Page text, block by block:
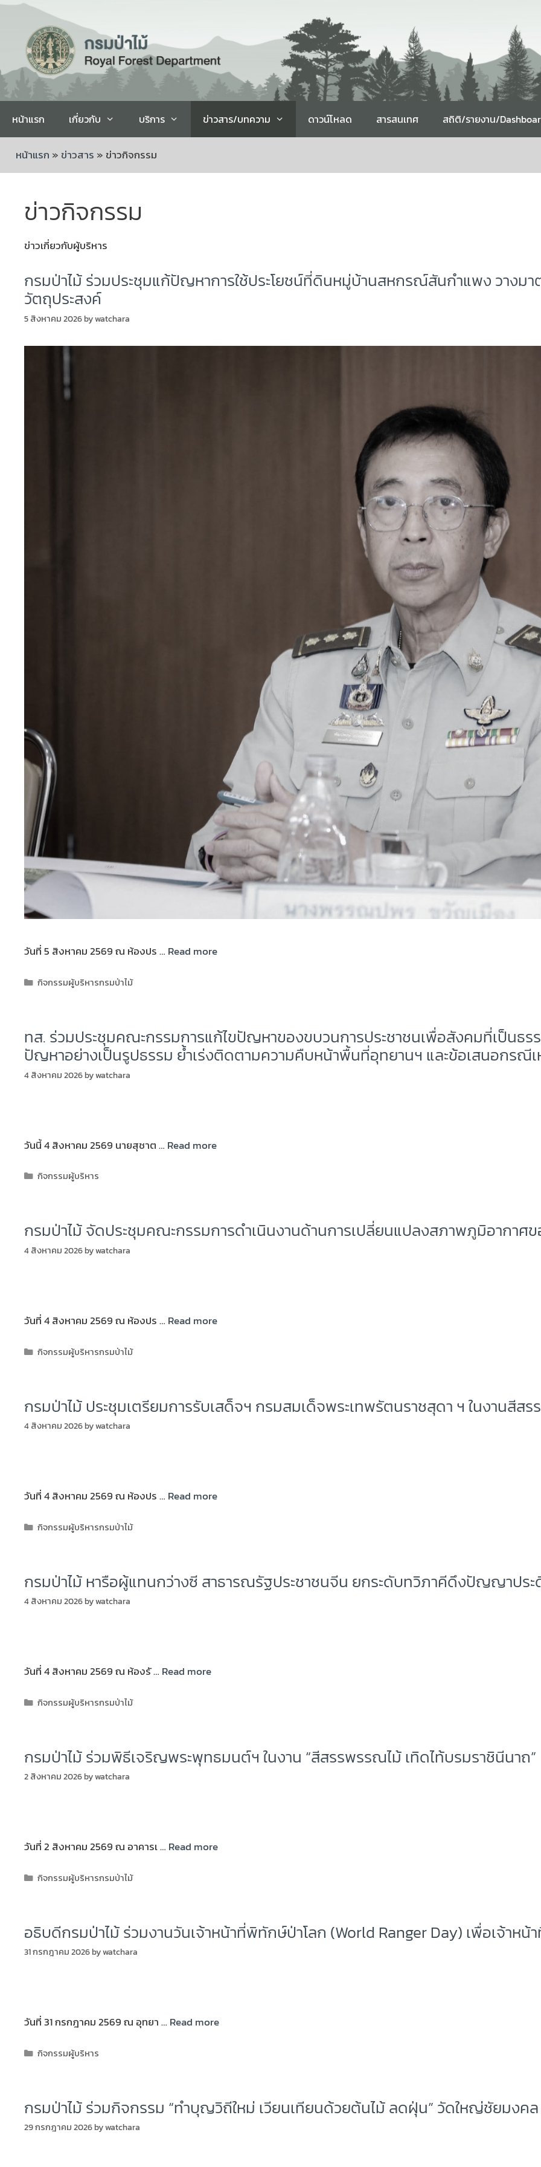
หน้าแรก เกี่ยวกับ บริการ ข่าวสาร/บทความ ดาวน์โหลด สารสนเทศ สถิติ/รายงาน/
หน้าแรก » ข่าวสาร » ข่าวกิจกรรม
ข่าวกิจกรรม
ข่าวเกี่ยวกับผู้บริหาร
กรมป่าไม้ ร่วมประชุมแก้ปัญหาการใช้ประโยชน์ที่ดินหมู่บ้านสหกรณ์สันกำแพง วางมาต
วัตถุประสงค์
5 สิงหาคม 2026bywatchara
วันที่ 5 สิงหาคม 2569 ณ ห้องปร … Read more
กิจกรรมผู้บริหารกรมป่าไม้
ทส. ร่วมประชุมคณะกรรมการแก้ไขปัญหาของขบวนการประชาชนเพื่อสังคมที่เป็นธร
ปัญหาอย่างเป็นรูปธรรม ย้ำเร่งติดตามความคืบหน้าพื้นที่อุทยานฯ และข้อเสนอกรณี
4 สิงหาคม 2026bywatchara
วันนี้ 4 สิงหาคม 2569 นายสุชาต … Read more
กิจกรรมผู้บริหาร
กรมป่าไม้ จัดประชุมคณะกรรมการดำเนินงานด้านการเปลี่ยนแปลงสภาพภูมิอากาศ
4 สิงหาคม 2026bywatchara
วันที่ 4 สิงหาคม 2569 ณ ห้องปร … Read more
กิจกรรมผู้บริหารกรมป่าไม้
กรมป่าไม้ ประชุมเตรียมการรับเสด็จฯ กรมสมเด็จพระเทพรัตนราชสุดา ฯ ในงานสีส
4 สิงหาคม 2026bywatchara
วันที่ 4 สิงหาคม 2569 ณ ห้องปร … Read more
กิจกรรมผู้บริหารกรมป่าไม้
กรมป่าไม้ หารือผู้แทนกว่างซี สาธารณรัฐประชาชนจีน ยกระดับทวิภาคีดึงปัญญาปร
4 สิงหาคม 2026bywatchara
วันที่ 4 สิงหาคม 2569 ณ ห้องรั … Read more
กิจกรรมผู้บริหารกรมป่าไม้
กรมป่าไม้ ร่วมพิธีเจริญพระพุทธมนต์ฯ ในงาน “สีสรรพรรณไม้ เทิดไท้บรมราชินีนาถ”
2 สิงหาคม 2026bywatchara
วันที่ 2 สิงหาคม 2569 ณ อาคารเ … Read more
กิจกรรมผู้บริหารกรมป่าไม้
อธิบดีกรมป่าไม้ ร่วมงานวันเจ้าหน้าที่พิทักษ์ป่าโลก (World Ranger Day) เพื่อเจ้าหน้
31 กรกฎาคม 2026bywatchara
วันที่ 31 กรกฎาคม 2569 ณ อุทยา … Read more
กิจกรรมผู้บริหาร
กรมป่าไม้ ร่วมกิจกรรม “ทำบุญวิถีใหม่ เวียนเทียนด้วยต้นไม้ ลดฝุ่น” วัดใหญ่ชัยมงคล
29 กรกฎาคม 2026bywatchara